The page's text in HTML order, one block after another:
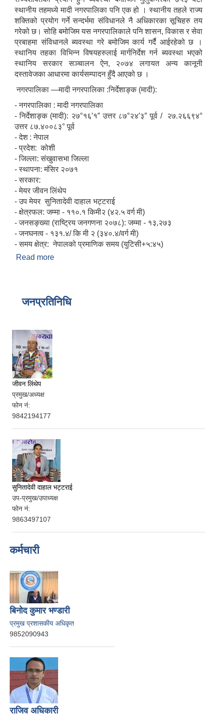
स्थानीय तहमध्ये मादी नगरपालिका पनि एक हो । स्थानीय तहले राज्य
शक्तिको प्रयोग गर्ने सन्दर्भमा संविधानले नै अधिकारका सूचिहरु तय
गरेको छ। सोहि बमोजिम यस नगरपालिकाले पनि शासन, विकास र सेवा
प्रबाहमा संविधानले ब्यवस्था गरे बमोजिम कार्य गर्दै आईरहेको छ ।
स्थानिय तहका विभिन्न विषयहरुलाई मार्गनिर्देश गर्न ब्यवस्था भएको
स्थानिय सरकार सञ्चालन ऐन, २०७४ लगायत अन्य कानूनी
दस्तावेजका आधारमा कार्यसम्पादन हुँदै आएको छ ।
नगरपालिका —मादी नगरपालिका :निर्देशाङ्क (मादी):
- नगरपालिका : मादी नगरपालिका
- निर्देशाङ्क (मादी): २७°१६′१″ उत्तर ८७°२४′३″ पूर्व / २७.२६६९४°
उत्तर ८७.४००८३° पूर्व
- देश : नेपाल
- प्रदेश: कोशी
- जिल्ला: संखुवासभा जिल्ला
- स्थापना: मंसिर २०७१
- सरकार:
- मेयर जीवन लिंथेप
- उप मेयर सुनितादेवी दाहाल भट्टराई
- क्षेत्रफल: जम्मा - ११०.१ किमी२ (४२.५ वर्ग मी)
- जनसङ्ख्या (राष्ट्रिय जनगणना २०७८): जम्मा - १३,२७३
- जनघनत्व - १३१.४/ कि मी २ (३४०.४/वर्ग मी)
- समय क्षेत्र: नेपालको प्रमाणिक समय (युटिसी+५:४५)
Read more
जनप्रतिनिधि
जीवन लिंथेप
प्रमुख/अध्यक्ष
फोन नं:
9842194177
सुनितादेवी दाहाल भट्टराई
उप-प्रमुख/उपाध्यक्ष
फोन नं:
9863497107
कर्मचारी
बिनोद कुमार भण्डारी
प्रमुख प्रशासकीय अधिकृत
9852090943
राजिव अधिकारी